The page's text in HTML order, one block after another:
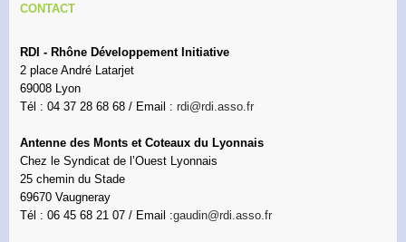
CONTACT
RDI - Rhône Développement Initiative
2 place André Latarjet
69008 Lyon
Tél : 04 37 28 68 68 / Email : rdi@rdi.asso.fr
Antenne des Monts et Coteaux du Lyonnais
Chez le Syndicat de l’Ouest Lyonnais
25 chemin du Stade
69670 Vaugneray
Tél : 06 45 68 21 07 / Email :gaudin@rdi.asso.fr